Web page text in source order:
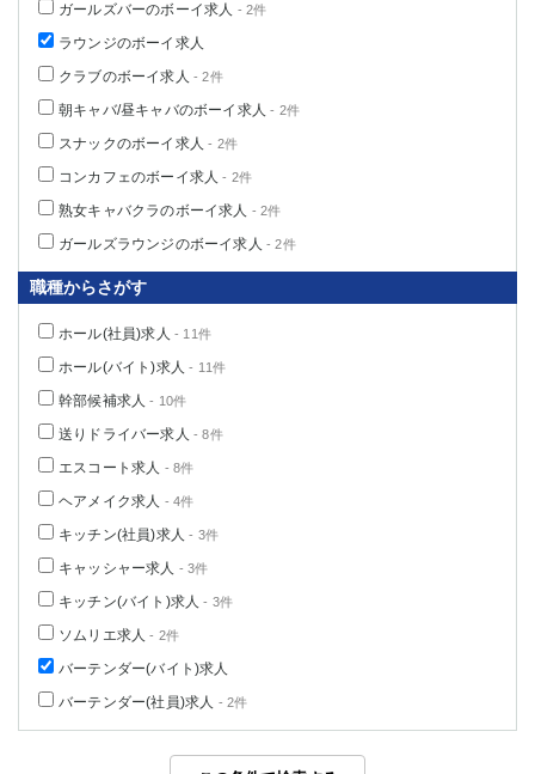
ガールズバーのボーイ求人 - 2件
ラウンジのボーイ求人
クラブのボーイ求人 - 2件
朝キャバ/昼キャバのボーイ求人 - 2件
スナックのボーイ求人 - 2件
コンカフェのボーイ求人 - 2件
熟女キャバクラのボーイ求人 - 2件
ガールズラウンジのボーイ求人 - 2件
職種からさがす
ホール(社員)求人 - 11件
ホール(バイト)求人 - 11件
幹部候補求人 - 10件
送りドライバー求人 - 8件
エスコート求人 - 8件
ヘアメイク求人 - 4件
キッチン(社員)求人 - 3件
キャッシャー求人 - 3件
キッチン(バイト)求人 - 3件
ソムリエ求人 - 2件
バーテンダー(バイト)求人
バーテンダー(社員)求人 - 2件